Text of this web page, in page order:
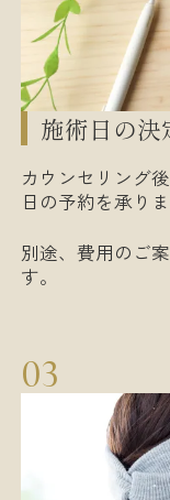
施術日の決
カウンセリング
日の予約を承りま
別途、費用のご
す。